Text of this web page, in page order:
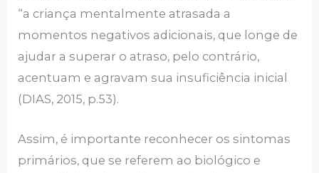
“a criança mentalmente atrasada a
momentos negativos adicionais, que longe de
ajudar a superar o atraso, pelo contrário,
acentuam e agravam sua insuficiência inicial
(DIAS, 2015, p.53).
Assim, é importante reconhecer os sintomas
primários, que se referem ao biológico e